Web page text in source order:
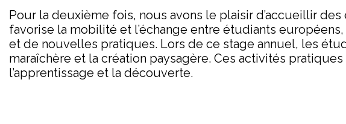
Pour la deuxième fois, nous avons le plaisir d’accueillir
favorise la mobilité et l’échange entre étudiants
et de nouvelles pratiques. Lors de ce stage annuel, les
maraîchère et la création paysagère. Ces activités
l’apprentissage et la découverte.